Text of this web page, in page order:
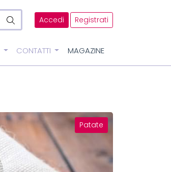
Accedi Registrati
CONTATTI MAGAZINE
Patate